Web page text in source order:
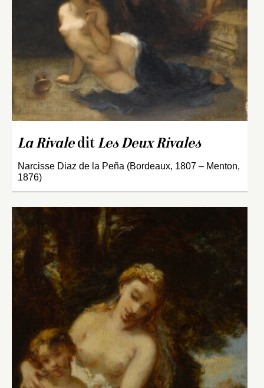
La Rivaledit Les Deux Rivales
Narcisse Diaz de la Peña (Bordeaux, 1807 – Menton,
1876)